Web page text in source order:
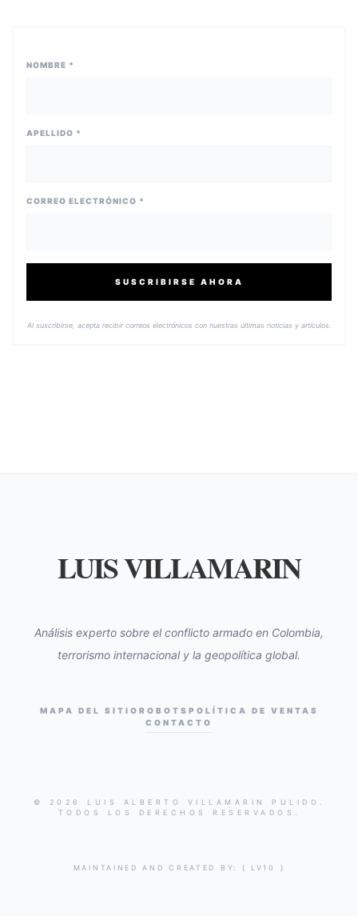
NOMBRE *
APELLIDO *
CORREO ELECTRÓNICO *
SUSCRIBIRSE AHORA
Al suscribirse, acepta recibir correos electrónicos con nuestras últimas noticias y artículos.
LUIS VILLAMARIN
Análisis experto sobre el conflicto armado en Colombia,
terrorismo internacional y la geopolítica global.
MAPA DEL SITIO ROBOTS POLÍTICA DE VENTAS
CONTACTO
© 2026 LUIS ALBERTO VILLAMARIN PULIDO.
TODOS LOS DERECHOS RESERVADOS.
MAINTAINED AND CREATED BY: { LV10 }